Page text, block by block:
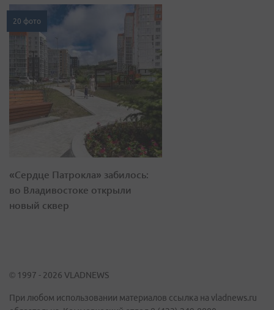
20 фото
«Сердце Патрокла» забилось:
во Владивостоке открыли
новый сквер
© 1997 - 2026 VLADNEWS
При любом использовании материалов ссылка на vladnews.ru